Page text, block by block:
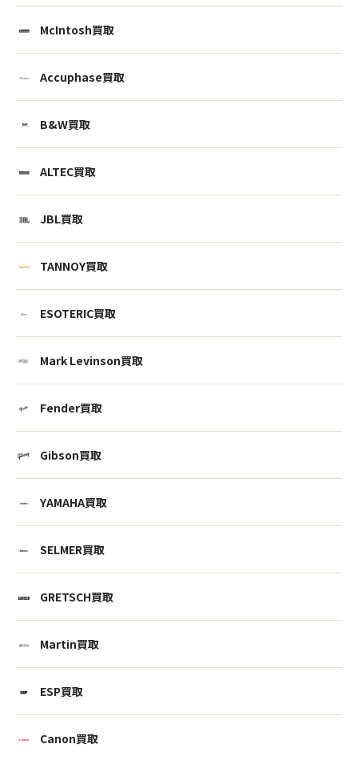
McIntosh買取
Accuphase買取
B&W買取
ALTEC買取
JBL買取
TANNOY買取
ESOTERIC買取
Mark Levinson買取
Fender買取
Gibson買取
YAMAHA買取
SELMER買取
GRETSCH買取
Martin買取
ESP買取
Canon買取